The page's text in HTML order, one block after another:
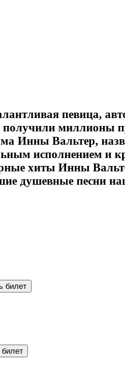
певица,
миллионы
Инны Вальтер,
исполнением и
хиты Инны
душевные песни